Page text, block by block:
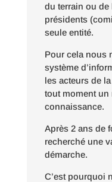
du terrain ou de
présidents
seule entité.
Pour cela nous
système d’
les acteurs de
tout moment un
connaissance.
Après 2 ans de
recherché une
démarche.
C’est pourquoi